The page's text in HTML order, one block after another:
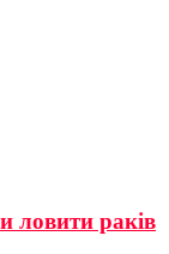
ловити раків